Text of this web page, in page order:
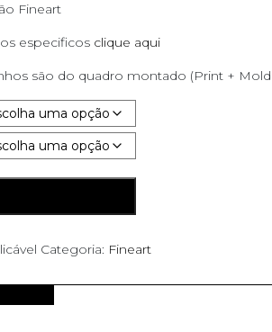
Fineart
especificos clique aqui
são do quadro montado (Print +
Categoria: Fineart